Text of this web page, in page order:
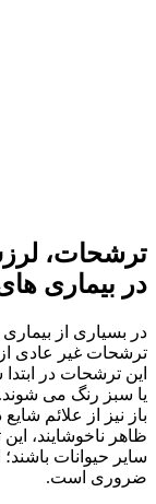
ترشحات،
در بیماری‌
در بسیاری از
ترشحات غیر عادی
این ترشحات در
یا سبز رنگ می‌
باز نیز از علائم
ظاهر ناخوشایند،
سایر حیوانات
ضروری است.